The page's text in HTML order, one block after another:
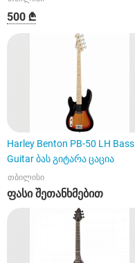
500 ₾
Harley Benton PB-50 LH Bass
Guitar ბას გიტარა ცაცია
თბილისი
ფასი შეთანხმებით